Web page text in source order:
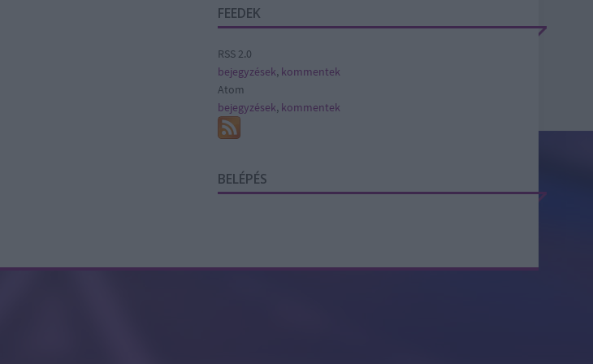
FEEDEK
RSS 2.0
bejegyzések, kommentek
Atom
bejegyzések, kommentek
BELÉPÉS